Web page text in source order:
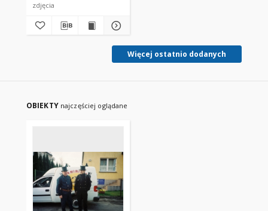
zdjęcia
Więcej ostatnio dodanych
OBIEKTY najczęściej oglądane